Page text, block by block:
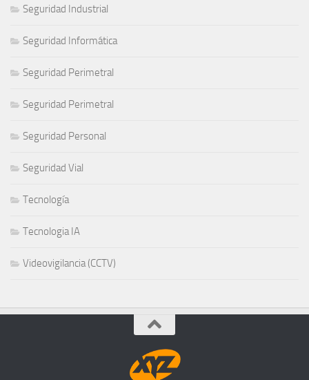
Seguridad Industrial
Seguridad Informática
Seguridad Perimetral
Seguridad Perimetral
Seguridad Personal
Seguridad Vial
Tecnología
Tecnologia IA
Videovigilancia (CCTV)